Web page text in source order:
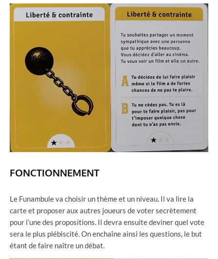
FONCTIONNEMENT
Le Funambule va choisir un thème et un niveau. Il va lire la
carte et proposer aux autres joueurs de voter secrètement
pour l’une des propositions. Il devra ensuite deviner quel vote
sera le plus plébiscité. On enchaîne ainsi les questions, le but
étant de faire naître un débat.